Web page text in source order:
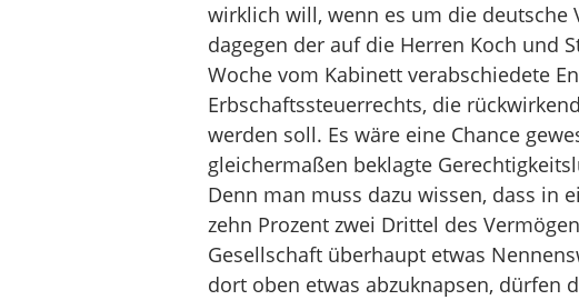
wirklich will, wenn es um die deutsche
dagegen der auf die Herren Koch und
Woche vom Kabinett verabschiedete
Erbschaftssteuerrechts, die
werden soll. Es wäre eine Chance
gleichermaßen beklagte
Denn man muss dazu wissen, dass in
zehn Prozent zwei Drittel des
Gesellschaft überhaupt etwas
dort oben etwas abzuknapsen, dürfen